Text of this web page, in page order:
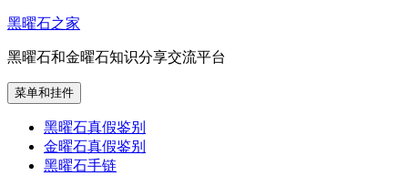
跳
内
容
黑曜石之家
黑曜石和金曜石知识分享交流平台
菜单和挂件
黑曜石真假鉴别
金曜石真假鉴别
黑曜石手链